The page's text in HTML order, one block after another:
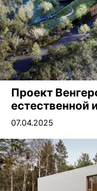
Проект
естественной
07.04.2025